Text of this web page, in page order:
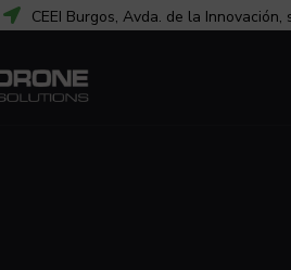
CEEI Burgos, Avda. de la